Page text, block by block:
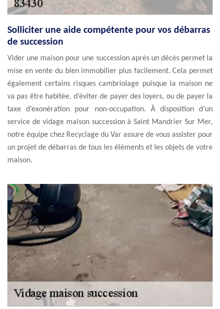
Solliciter une aide compétente pour vos débarras
de succession
Vider une maison pour une succession après un décès permet la
mise en vente du bien immobilier plus facilement. Cela permet
également certains risques cambriolage puisque la maison ne
va pas être habitée, d’éviter de payer des loyers, ou de payer la
taxe d’exonération pour non-occupation. À disposition d’un
service de vidage maison succession à Saint Mandrier Sur Mer,
notre équipe chez Recyclage du Var assure de vous assister pour
un projet de débarras de tous les éléments et les objets de votre
maison.